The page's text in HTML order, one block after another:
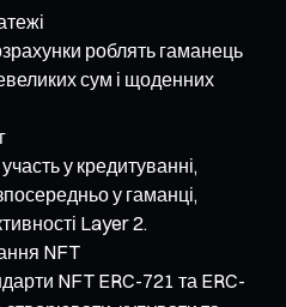
роблять гаманець
сум і щоденних
у кредитуванні,
у гаманці,
Layer 2.
NFT
NFT ERC-721 та ERC-